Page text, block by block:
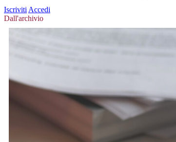
Iscriviti Accedi
Dall'archivio